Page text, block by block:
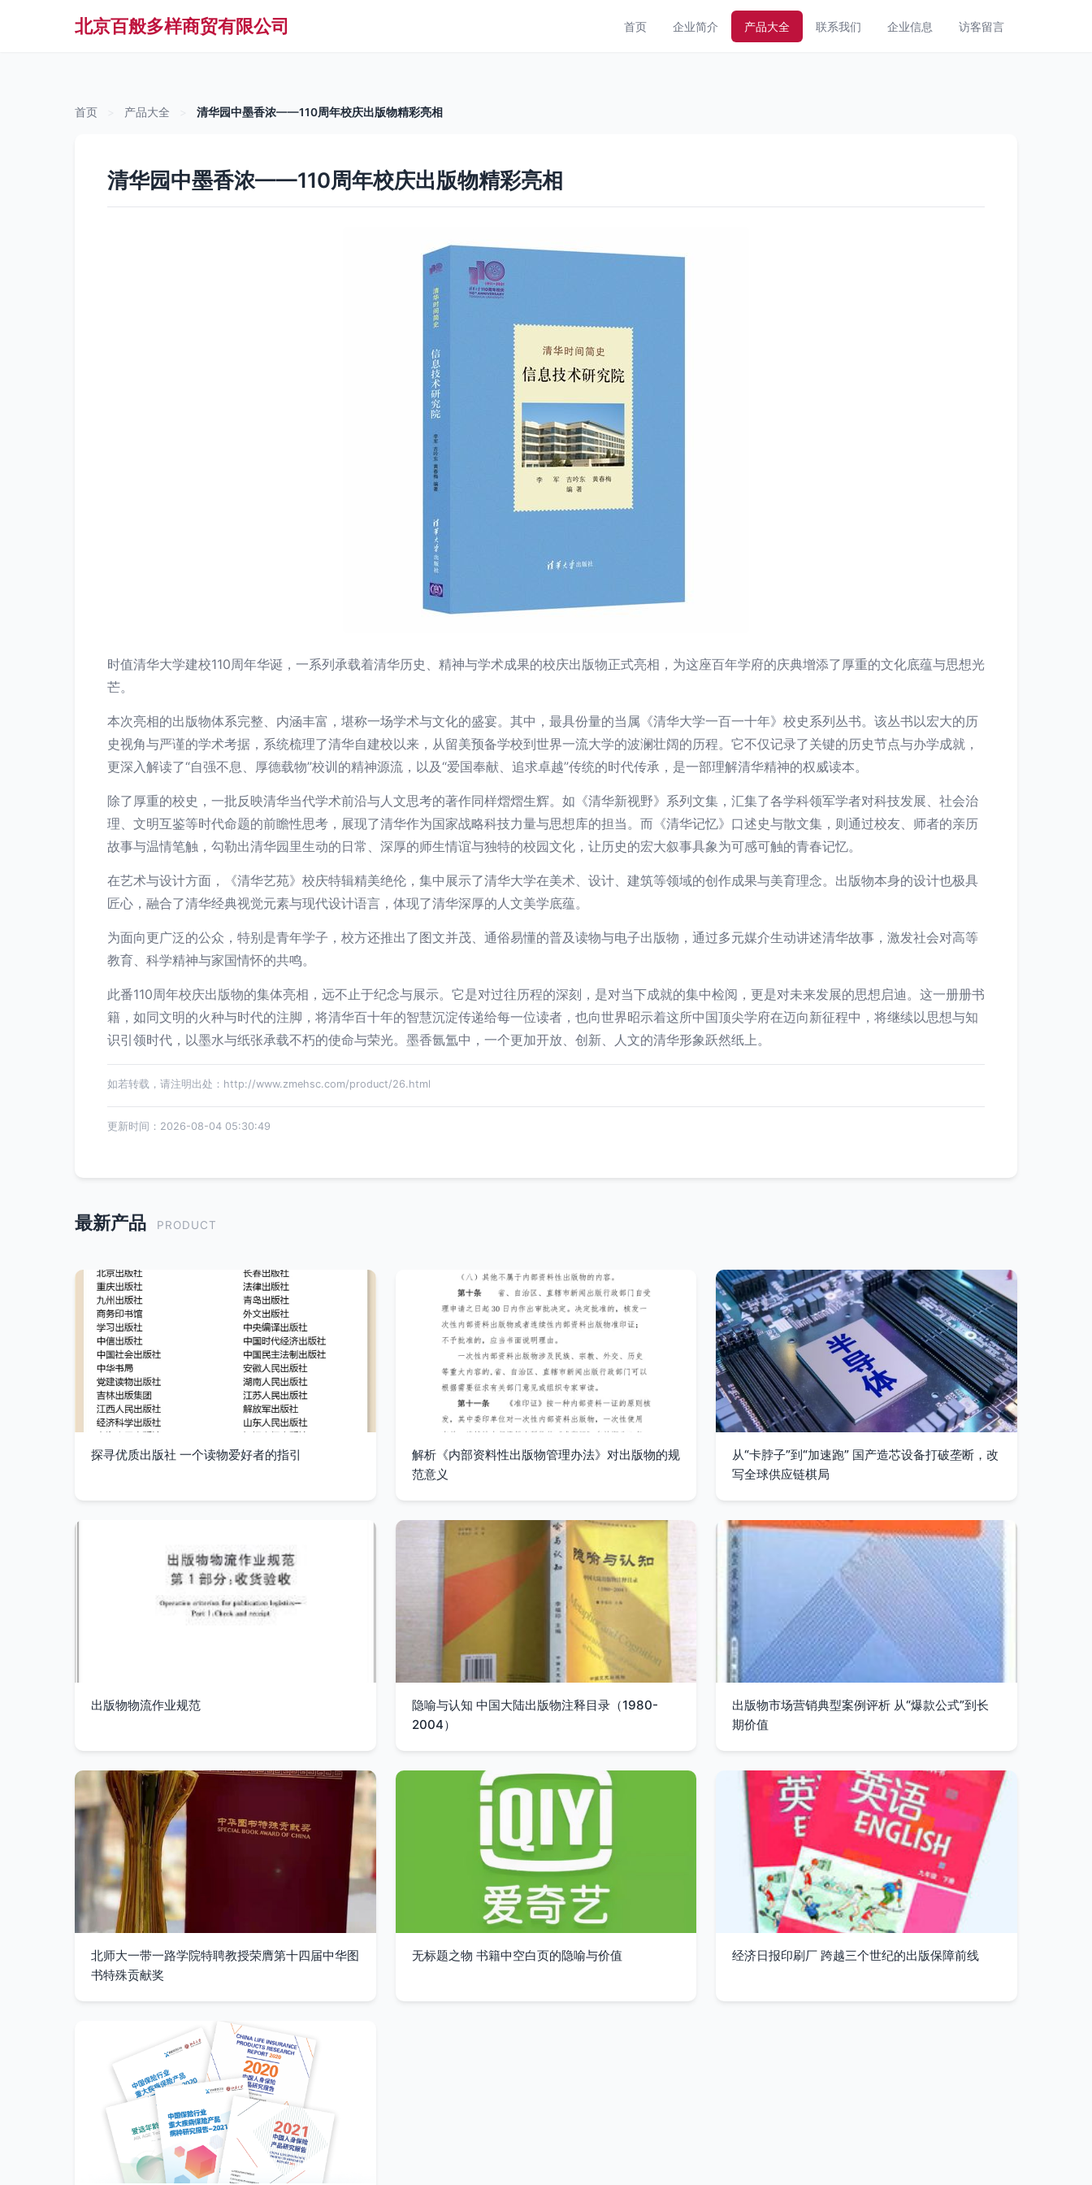
北京百般多样商贸有限公司 首页 企业简介 产品大全 联系我们 企业信息 访客留言
首页 产品大全 清华园中墨香浓——110周年校庆出版物精彩亮相
清华园中墨香浓——110周年校庆出版物精彩亮相
时值清华大学建校110周年华诞，一系列承载着清华历史、精神与学术成果的校庆出版物正式亮相，为这座百年学府的庆典增添了厚重的文化底蕴与思想光
芒。
本次亮相的出版物体系完整、内涵丰富，堪称一场学术与文化的盛宴。其中，最具份量的当属《清华大学一百一十年》校史系列丛书。该丛书以宏大的历
史视角与严谨的学术考据，系统梳理了清华自建校以来，从留美预备学校到世界一流大学的波澜壮阔的历程。它不仅记录了关键的历史节点与办学成就，
更深入解读了“自强不息、厚德载物”校训的精神源流，以及“爱国奉献、追求卓越”传统的时代传承，是一部理解清华精神的权威读本。
除了厚重的校史，一批反映清华当代学术前沿与人文思考的著作同样熠熠生辉。如《清华新视野》系列文集，汇集了各学科领军学者对科技发展、社会治
理、文明互鉴等时代命题的前瞻性思考，展现了清华作为国家战略科技力量与思想库的担当。而《清华记忆》口述史与散文集，则通过校友、师者的亲历
故事与温情笔触，勾勒出清华园里生动的日常、深厚的师生情谊与独特的校园文化，让历史的宏大叙事具象为可感可触的青春记忆。
在艺术与设计方面，《清华艺苑》校庆特辑精美绝伦，集中展示了清华大学在美术、设计、建筑等领域的创作成果与美育理念。出版物本身的设计也极具
匠心，融合了清华经典视觉元素与现代设计语言，体现了清华深厚的人文美学底蕴。
为面向更广泛的公众，特别是青年学子，校方还推出了图文并茂、通俗易懂的普及读物与电子出版物，通过多元媒介生动讲述清华故事，激发社会对高等
教育、科学精神与家国情怀的共鸣。
此番110周年校庆出版物的集体亮相，远不止于纪念与展示。它是对过往历程的深刻，是对当下成就的集中检阅，更是对未来发展的思想启迪。这一册册书
籍，如同文明的火种与时代的注脚，将清华百十年的智慧沉淀传递给每一位读者，也向世界昭示着这所中国顶尖学府在迈向新征程中，将继续以思想与知
识引领时代，以墨水与纸张承载不朽的使命与荣光。墨香氤氲中，一个更加开放、创新、人文的清华形象跃然纸上。
如若转载，请注明出处：http://www.zmehsc.com/product/26.html
更新时间：2026-08-04 05:30:49
最新产品 PRODUCT
探寻优质出版社 一个读物爱好者的指引
解析《内部资料性出版物管理办法》对出版物的规
范意义
从“卡脖子”到“加速跑” 国产造芯设备打破垄断，改
写全球供应链棋局
出版物物流作业规范
隐喻与认知 中国大陆出版物注释目录（1980-
2004）
出版物市场营销典型案例评析 从“爆款公式”到长
期价值
北师大一带一路学院特聘教授荣膺第十四届中华图
书特殊贡献奖
无标题之物 书籍中空白页的隐喻与价值 经济日报印刷厂 跨越三个世纪的出版保障前线